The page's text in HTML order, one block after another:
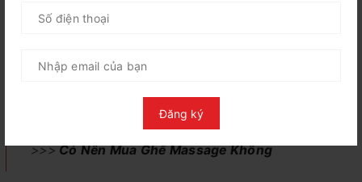
Đăng ký
thước của ghế, tốt nhất là nên chọn những loại ghế tiết kiệm
đặt cách tường tối thiểu 5cm, khi khởi động, ghế sẽ tự động
>>>Có Nên Mua Ghế Massage Không